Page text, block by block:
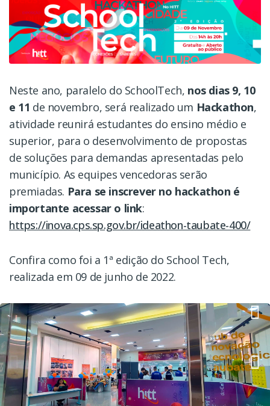
Neste ano, paralelo do SchoolTech, nos dias 9, 10
e 11 de novembro, será realizado um Hackathon,
atividade reunirá estudantes do ensino médio e
superior, para o desenvolvimento de propostas
de soluções para demandas apresentadas pelo
município. As equipes vencedoras serão
premiadas. Para se inscrever no hackathon é
importante acessar o link:
https://inova.cps.sp.gov.br/ideathon-taubate-400/
Confira como foi a 1ª edição do School Tech,
realizada em 09 de junho de 2022.